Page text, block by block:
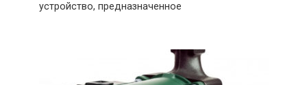
устройство, предназначенное